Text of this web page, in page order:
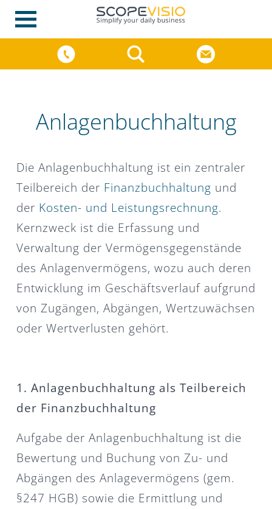
Anlagenbuchhaltung
Die Anlagenbuchhaltung ist ein zentraler
Teilbereich der Finanzbuchhaltung und
der Kosten- und Leistungsrechnung.
Kernzweck ist die Erfassung und
Verwaltung der Vermögensgegenstände
des Anlagenvermögens, wozu auch deren
Entwicklung im Geschäftsverlauf aufgrund
von Zugängen, Abgängen, Wertzuwächsen
oder Wertverlusten gehört.
1. Anlagenbuchhaltung als Teilbereich
der Finanzbuchhaltung
Aufgabe der Anlagenbuchhaltung ist die
Bewertung und Buchung von Zu- und
Abgängen des Anlagevermögens (gem.
§247 HGB) sowie die Ermittlung und